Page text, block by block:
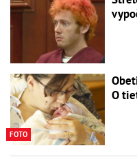
FOTO
O